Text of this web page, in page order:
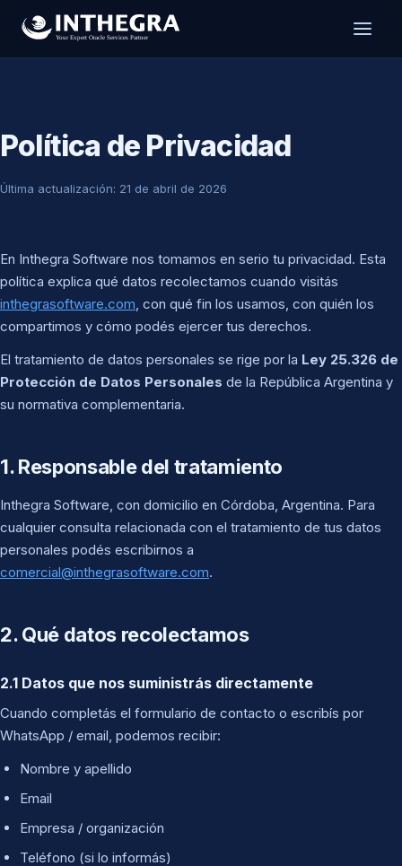
Política de Privacidad
Última actualización: 21 de abril de 2026
En Inthegra Software nos tomamos en serio tu privacidad. Esta
política explica qué datos recolectamos cuando visitás
inthegrasoftware.com, con qué fin los usamos, con quién los
compartimos y cómo podés ejercer tus derechos.
El tratamiento de datos personales se rige por la Ley 25.326 de
Protección de Datos Personales de la República Argentina y
su normativa complementaria.
1. Responsable del tratamiento
Inthegra Software, con domicilio en Córdoba, Argentina. Para
cualquier consulta relacionada con el tratamiento de tus datos
personales podés escribirnos a
comercial@inthegrasoftware.com.
2. Qué datos recolectamos
2.1 Datos que nos suministrás directamente
Cuando completás el formulario de contacto o escribís por
WhatsApp / email, podemos recibir:
Nombre y apellido
Email
Empresa / organización
Teléfono (si lo informás)